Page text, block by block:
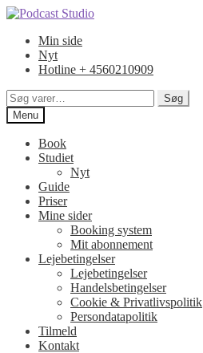
Spring
navigation
Spring
indholdMin side
Nyt
Hotline + 4560210909
Søg
efter:
Søg
Menu
Book
Studiet
Nyt
Guide
Priser
Mine sider
Booking system
Mit abonnement
Lejebetingelser
Lejebetingelser
Handelsbetingelser
Cookie & Privatlivspolitik
Persondatapolitik
Tilmeld
Kontakt